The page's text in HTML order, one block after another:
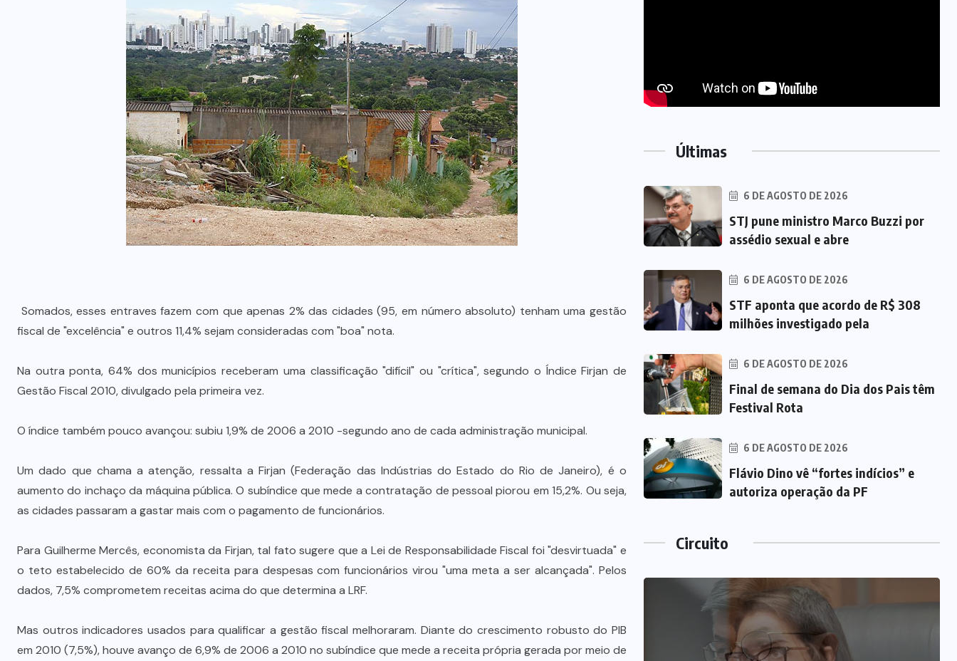
Somados, esses entraves fazem com que apenas 2% das cidades (95, em número absoluto) tenham uma gestão
fiscal de "excelência" e outros 11,4% sejam consideradas com "boa" nota.
Na outra ponta, 64% dos municípios receberam uma classificação "difícil" ou "crítica", segundo o Índice Firjan de
Gestão Fiscal 2010, divulgado pela primeira vez.
O índice também pouco avançou: subiu 1,9% de 2006 a 2010 -segundo ano de cada administração municipal.
Um dado que chama a atenção, ressalta a Firjan (Federação das Indústrias do Estado do Rio de Janeiro), é o
aumento do inchaço da máquina pública. O subíndice que mede a contratação de pessoal piorou em 15,2%. Ou seja,
as cidades passaram a gastar mais com o pagamento de funcionários.
Para Guilherme Mercês, economista da Firjan, tal fato sugere que a Lei de Responsabilidade Fiscal foi "desvirtuada" e
o teto estabelecido de 60% da receita para despesas com funcionários virou "uma meta a ser alcançada". Pelos
dados, 7,5% comprometem receitas acima do que determina a LRF.
Mas outros indicadores usados para qualificar a gestão fiscal melhoraram. Diante do crescimento robusto do PIB
em 2010 (7,5%), houve avanço de 6,9% de 2006 a 2010 no subíndice que mede a receita própria gerada por meio de
Últimas
6 DE AGOSTO DE 2026
STJ pune ministro Marco Buzzi por
assédio sexual e abre
6 DE AGOSTO DE 2026
STF aponta que acordo de R$ 308
milhões investigado pela
6 DE AGOSTO DE 2026
Final de semana do Dia dos Pais têm
Festival Rota
6 DE AGOSTO DE 2026
Flávio Dino vê “fortes indícios” e
autoriza operação da PF
Circuito